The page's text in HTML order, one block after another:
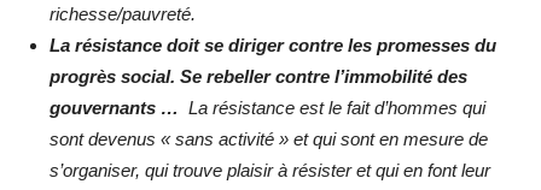
richesse/pauvreté.
La résistance doit se diriger contre les promesses du
progrès social. Se rebeller contre l’immobilité des
gouvernants … La résistance est le fait d’hommes qui
sont devenus « sans activité » et qui sont en mesure de
s’organiser, qui trouve plaisir à résister et qui en font leur